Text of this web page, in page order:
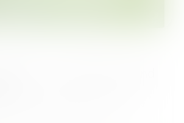
– Development and
innovative agricultural practice
fertilizers through...